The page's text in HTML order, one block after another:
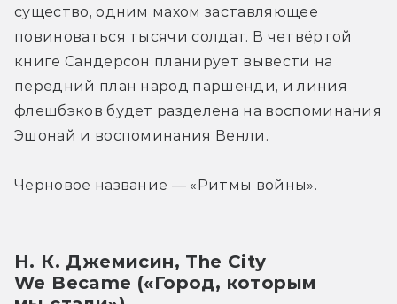
существо, одним махом заставляющее
повиноваться тысячи солдат. В четвёртой
книге Сандерсон планирует вывести на
передний план народ паршенди, и линия
флешбэков будет разделена на воспоминания
Эшонай и воспоминания Венли.
Черновое название — «Ритмы войны».
Н. К. Джемисин, The City
We Became («Город, которым